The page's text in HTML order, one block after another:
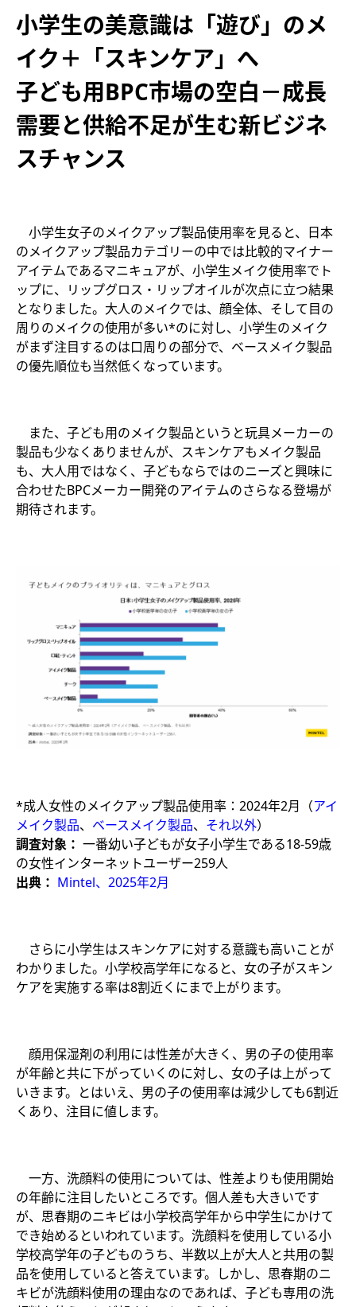
小学生の美意識は「遊び」のメ
イク＋「スキンケア」へ
子ども用BPC市場の空白－成長
需要と供給不足が生む新ビジネ
スチャンス
小学生女子のメイクアップ製品使用率を見ると、日本
のメイクアップ製品カテゴリーの中では比較的マイナー
アイテムであるマニキュアが、小学生メイク使用率でト
ップに、リップグロス・リップオイルが次点に立つ結果
となりました。大人のメイクでは、顔全体、そして目の
周りのメイクの使用が多い*のに対し、小学生のメイク
がまず注目するのは口周りの部分で、ベースメイク製品
の優先順位も当然低くなっています。
また、子ども用のメイク製品というと玩具メーカーの
製品も少なくありませんが、スキンケアもメイク製品
も、大人用ではなく、子どもならではのニーズと興味に
合わせたBPCメーカー開発のアイテムのさらなる登場が
期待されます。
*成人女性のメイクアップ製品使用率：2024年2月（アイ
メイク製品、 ベースメイク製品、 それ以外）
調査対象： 一番幼い子どもが女子小学生である18-59歳
の女性インターネットユーザー259人
出典： Mintel、2025年2月
さらに小学生はスキンケアに対する意識も高いことが
わかりました。小学校高学年になると、女の子がスキン
ケアを実施する率は8割近くにまで上がります。
顔用保湿剤の利用には性差が大きく、男の子の使用率
が年齢と共に下がっていくのに対し、女の子は上がって
いきます。とはいえ、男の子の使用率は減少しても6割近
くあり、注目に値します。
一方、洗顔料の使用については、性差よりも使用開始
の年齢に注目したいところです。個人差も大きいです
が、思春期のニキビは小学校高学年から中学生にかけて
でき始めるといわれています。洗顔料を使用している小
学校高学年の子どものうち、半数以上が大人と共用の製
品を使用していると答えています。しかし、思春期のニ
キビが洗顔料使用の理由なのであれば、子ども専用の洗